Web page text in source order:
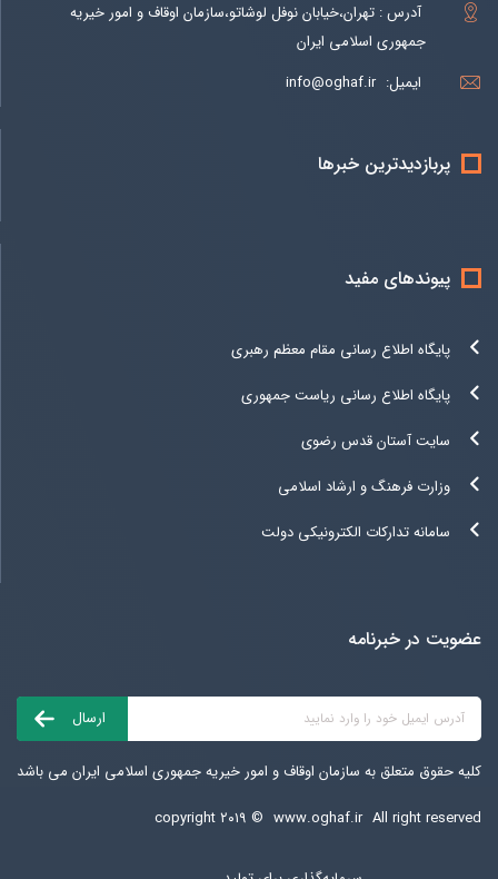
آدرس : تهران،خیابان نوفل لوشاتو،سازمان اوقاف و امور خیریه
جمهوری اسلامی ایران
ایمیل: info@oghaf.ir
پربازدیدترین خبرها
پیوندهای مفید
پایگاه اطلاع رسانی مقام معظم رهبری
پایگاه اطلاع رسانی ریاست جمهوری
سایت آستان قدس رضوی
وزارت فرهنگ و ارشاد اسلامی
سامانه تدارکات الکترونیکی دولت
عضویت در خبرنامه
کلیه حقوق متعلق به سازمان اوقاف و امور خیریه جمهوری اسلامی ایران می باشد
copyright ۲۰۱۹ © www.oghaf.ir All right reserved